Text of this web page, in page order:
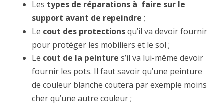
Les types de réparations à faire sur le
support avant de repeindre ;
Le cout des protectionsqu’il va devoir fournir
pour protéger les mobiliers et le sol ;
Le cout de la peinture s’il va lui-même devoir
fournir les pots. Il faut savoir qu’une peinture
de couleur blanche coutera par exemple moins
cher qu’une autre couleur ;